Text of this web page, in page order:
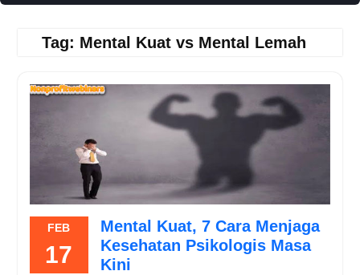
Tag: Mental Kuat vs Mental Lemah
FEB
17
Mental Kuat, 7 Cara Menjaga
Kesehatan Psikologis Masa
Kini